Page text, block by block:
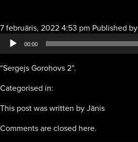
7 februāris, 2022 4:53 pm Published by
00:00
“Sergejs Gorohovs 2”.
Categorised in:
This post was written by Jānis
Comments are closed here.